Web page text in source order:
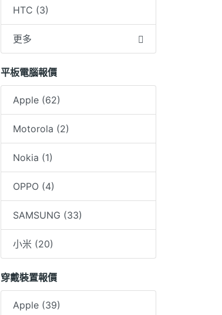
HTC (3)
更多
平板電腦報價
Apple (62)
Motorola (2)
Nokia (1)
OPPO (4)
SAMSUNG (33)
小米 (20)
穿戴裝置報價
Apple (39)